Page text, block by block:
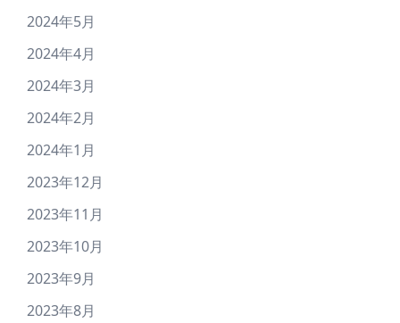
2024年5月
2024年4月
2024年3月
2024年2月
2024年1月
2023年12月
2023年11月
2023年10月
2023年9月
2023年8月